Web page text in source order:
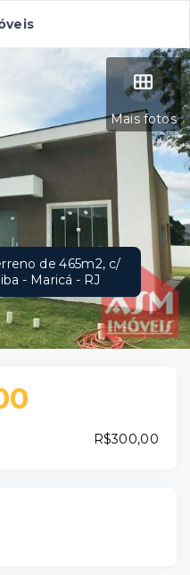
Mais fotos
de 465m2, c/
- Maricá - RJ
R$300,00